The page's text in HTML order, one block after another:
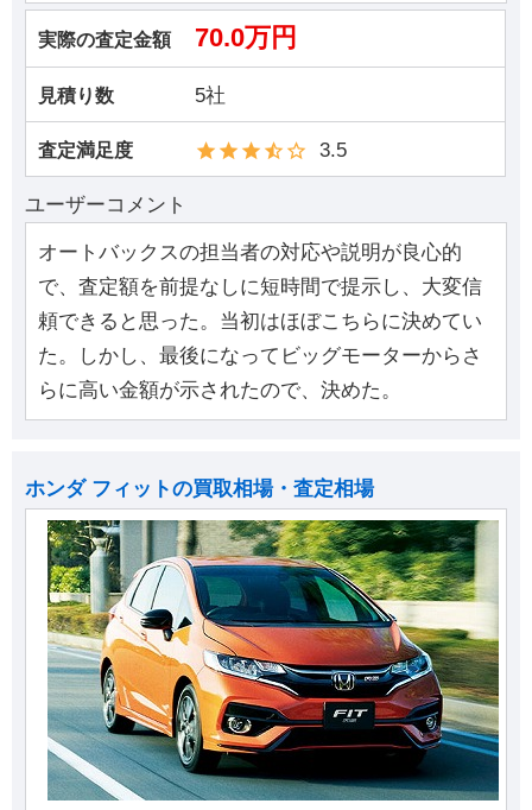
実際の査定金額 70.0万円
見積り数 5社
査定満足度 3.5
ユーザーコメント
オートバックスの担当者の対応や説明が良心的
で、査定額を前提なしに短時間で提示し、大変信
頼できると思った。当初はほぼこちらに決めてい
た。しかし、最後になってビッグモーターからさ
らに高い金額が示されたので、決めた。
ホンダ フィットの買取相場・査定相場